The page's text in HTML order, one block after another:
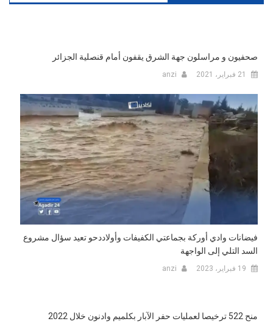
صحفيون و مراسلون جهة الشرق يقفون أمام قنصلية الجزائر
21 فبراير، 2021 anzi
فيضانات وادي أوركة بجماعتي الكفيفات وأولاددحو تعيد سؤال مشروع
السد التلي إلى الواجهة
19 فبراير، 2023 anzi
منح 522 ترخيصا لعمليات حفر الآبار بكلميم وادنون خلال 2022